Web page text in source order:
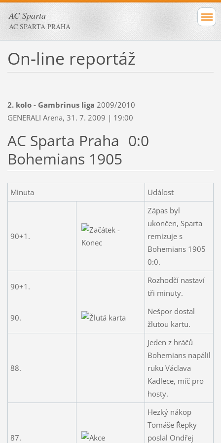
AC Sparta
AC SPARTA PRAHA
On-line reportáž
2. kolo - Gambrinus liga 2009/2010
GENERALI Arena, 31. 7. 2009 | 19:00
AC Sparta Praha 0:0
Bohemians 1905
Minuta Událost
90+1.
Zápas byl
ukončen, Sparta
remizuje s
Bohemians 1905
0:0.
90+1.
Rozhodčí nastaví
tři minuty.
90.
Nešpor dostal
žlutou kartu.
88.
Jeden z hráčů
Bohemians napálil
ruku Václava
Kadlece, míč pro
hosty.
87.
Hezký nákop
Tomáše Řepky
poslal Ondřej